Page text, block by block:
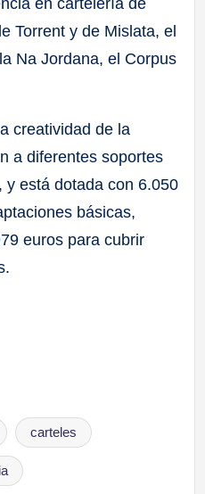
Torrent y de Mislata, el
Na Jordana, el Corpus
creatividad de la
a diferentes soportes
y está dotada con 6.050
básicas,
euros para cubrir
carteles